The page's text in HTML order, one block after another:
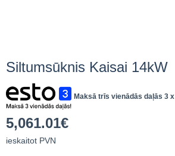
Siltumsūknis Kaisai 14kW
Maksā trīs vienādās daļās 3 x
5,061.01€
ieskaitot PVN